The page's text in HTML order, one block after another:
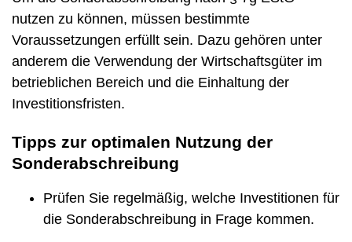
nutzen zu können, müssen bestimmte
Voraussetzungen erfüllt sein. Dazu gehören unter
anderem die Verwendung der Wirtschaftsgüter im
betrieblichen Bereich und die Einhaltung der
Investitionsfristen.
Tipps zur optimalen Nutzung der
Sonderabschreibung
Prüfen Sie regelmäßig, welche Investitionen für
die Sonderabschreibung in Frage kommen.